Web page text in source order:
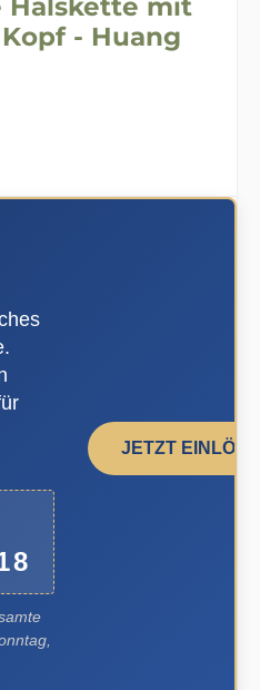
Halskette mit
- Huang
JETZT